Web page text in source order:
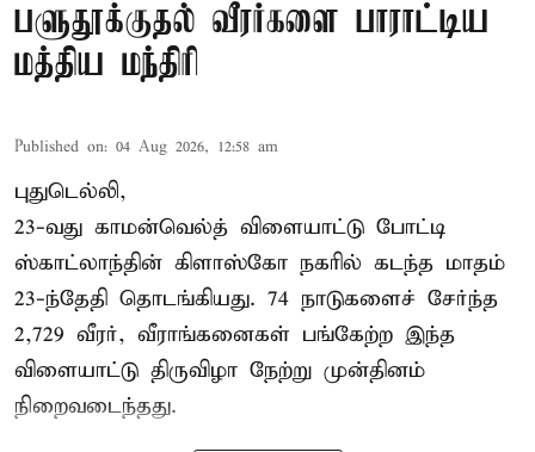
பளுதூக்குதல் வீரர்களை பாராட்டிய
மத்திய மந்திரி
Published on: 04 Aug 2026, 12:58 am
புதுடெல்லி,
23-வது காமன்வெல்த் விளையாட்டு போட்டி
ஸ்காட்லாந்தின் கிளாஸ்கோ நகரில் கடந்த மாதம்
23-ந்தேதி தொடங்கியது. 74 நாடுகளைச் சேர்ந்த
2,729 வீரர், வீராங்கனைகள் பங்கேற்ற இந்த
விளையாட்டு திருவிழா நேற்று முன்தினம்
நிறைவடைந்தது.